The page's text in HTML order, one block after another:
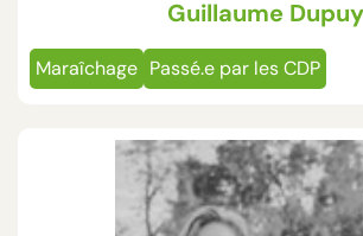
Guillaume Dupuy
Maraîchage Passé.e par les CDP